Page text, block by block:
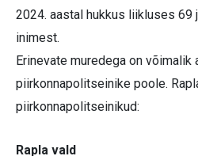
2024. aastal hukkus liikluses 69
inimest.
Erinevate muredega on võimalik
piirkonnapolitseinike poole.
piirkonnapolitseinikud:
Rapla vald